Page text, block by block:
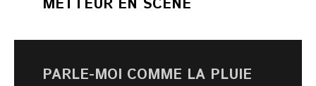
METTEUR EN SCÈNE
PARLE-MOI COMME LA PLUIE